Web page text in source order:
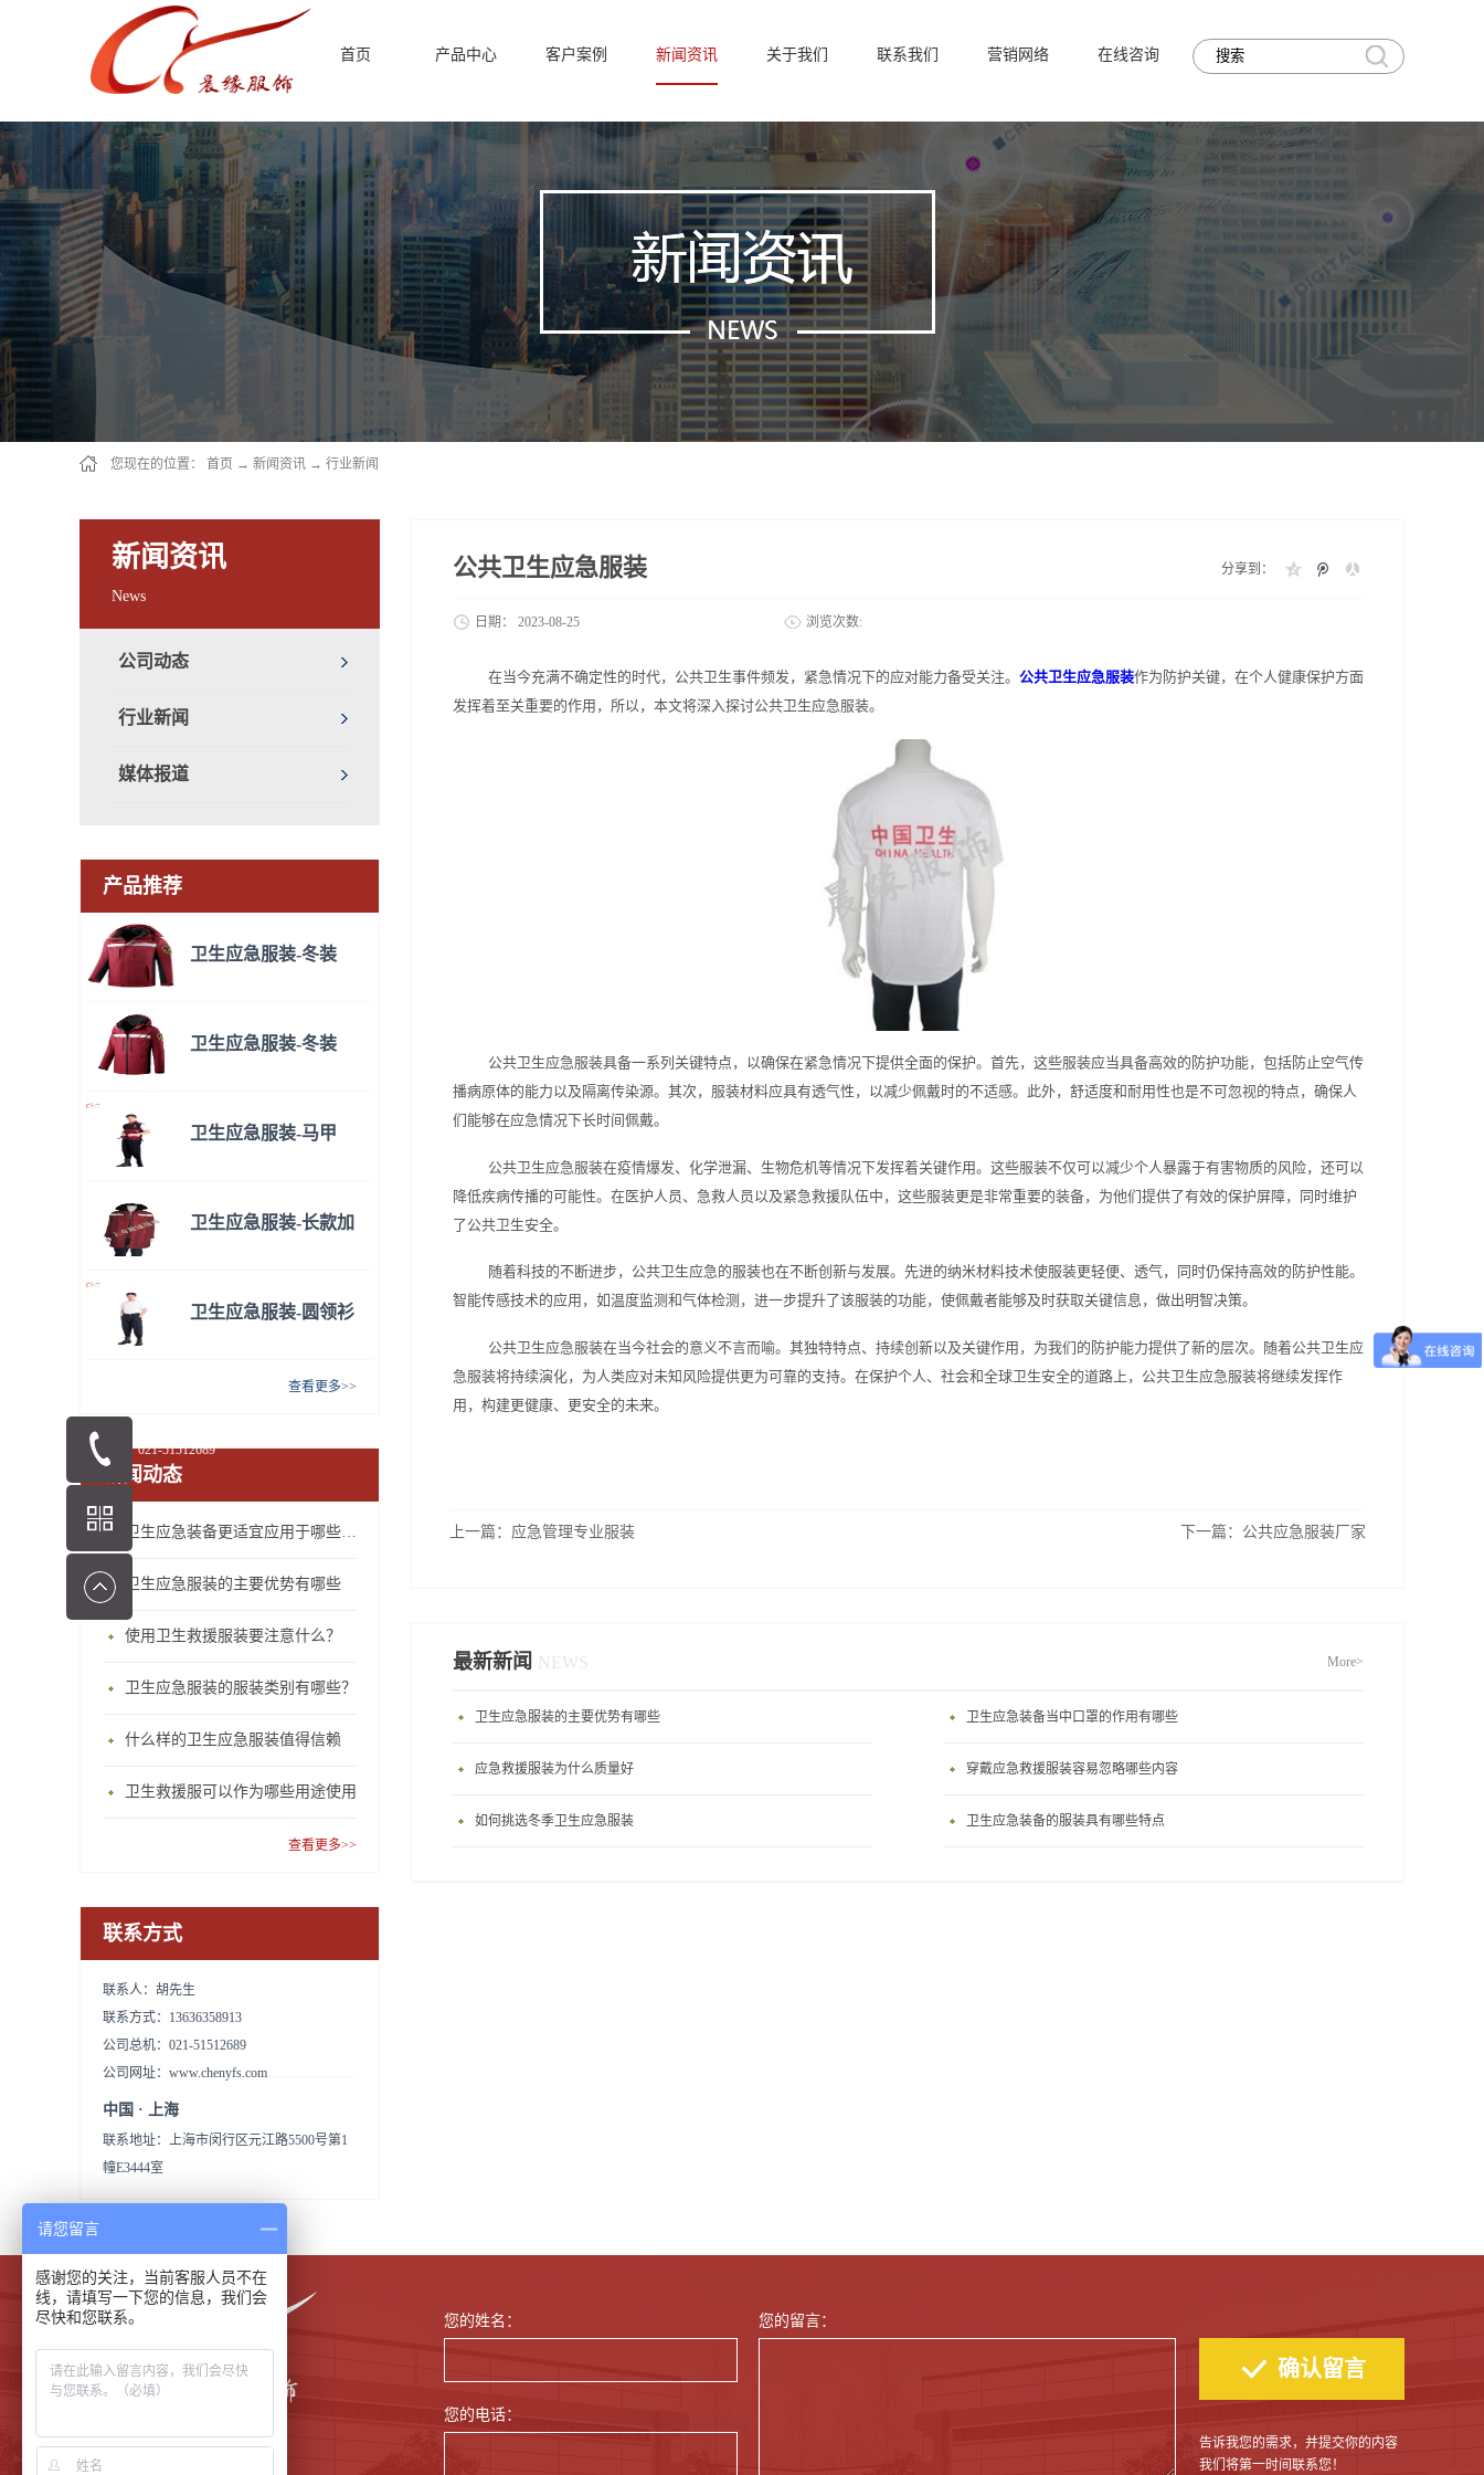
首页 产品中心 客户案例 新闻资讯 关于我们 联系我们 营销网络 在线咨询
您现在的位置： 首页 → 新闻资讯 → 行业新闻
新闻资讯
News
公司动态
行业新闻
媒体报道
产品推荐
卫生应急服装-冬装
卫生应急服装-冬装
卫生应急服装-马甲
卫生应急服装-长款加
卫生应急服装-圆领衫
查看更多>>
新闻动态
卫生应急装备更适宜应用于哪些场合？
卫生应急服装的主要优势有哪些
使用卫生救援服装要注意什么？
卫生应急服装的服装类别有哪些？
什么样的卫生应急服装值得信赖
卫生救援服可以作为哪些用途使用
查看更多>>
联系方式
联系人：胡先生
联系方式：13636358913
公司总机：021-51512689
公司网址：www.chenyfs.com
中国 · 上海
联系地址：上海市闵行区元江路5500号第1
幢E3444室
公共卫生应急服装
日期： 2023-08-25 浏览次数:
分享到：
在当今充满不确定性的时代，公共卫生事件频发，紧急情况下的应对能力备受关注。 公共卫生应急服装作为防护关键，在个人健康保护方面
发挥着至关重要的作用，所以，本文将深入探讨公共卫生应急服装。
公共卫生应急服装具备一系列关键特点，以确保在紧急情况下提供全面的保护。首先，这些服装应当具备高效的防护功能，包括防止空气传
播病原体的能力以及隔离传染源。其次，服装材料应具有透气性，以减少佩戴时的不适感。此外，舒适度和耐用性也是不可忽视的特点，确保人
们能够在应急情况下长时间佩戴。
公共卫生应急服装在疫情爆发、化学泄漏、生物危机等情况下发挥着关键作用。这些服装不仅可以减少个人暴露于有害物质的风险，还可以
降低疾病传播的可能性。在医护人员、急救人员以及紧急救援队伍中，这些服装更是非常重要的装备，为他们提供了有效的保护屏障，同时维护
了公共卫生安全。
随着科技的不断进步，公共卫生应急的服装也在不断创新与发展。先进的纳米材料技术使服装更轻便、透气，同时仍保持高效的防护性能。
智能传感技术的应用，如温度监测和气体检测，进一步提升了该服装的功能，使佩戴者能够及时获取关键信息，做出明智决策。
公共卫生应急服装在当今社会的意义不言而喻。其独特特点、持续创新以及关键作用，为我们的防护能力提供了新的层次。随着公共卫生应
急服装将持续演化，为人类应对未知风险提供更为可靠的支持。在保护个人、社会和全球卫生安全的道路上，公共卫生应急服装将继续发挥作
用，构建更健康、更安全的未来。
上一篇： 应急管理专业服装 下一篇： 公共应急服装厂家
最新新闻 NEWS More>
卫生应急服装的主要优势有哪些 卫生应急装备当中口罩的作用有哪些
应急救援服装为什么质量好 穿戴应急救援服装容易忽略哪些内容
如何挑选冬季卫生应急服装 卫生应急装备的服装具有哪些特点
您的姓名：
您的电话：
您的留言：
告诉我您的需求，并提交你的内容
我们将第一时间联系您！
分享
021-51512689
请您留言
感谢您的关注，当前客服人员不在
线，请填写一下您的信息，我们会
尽快和您联系。